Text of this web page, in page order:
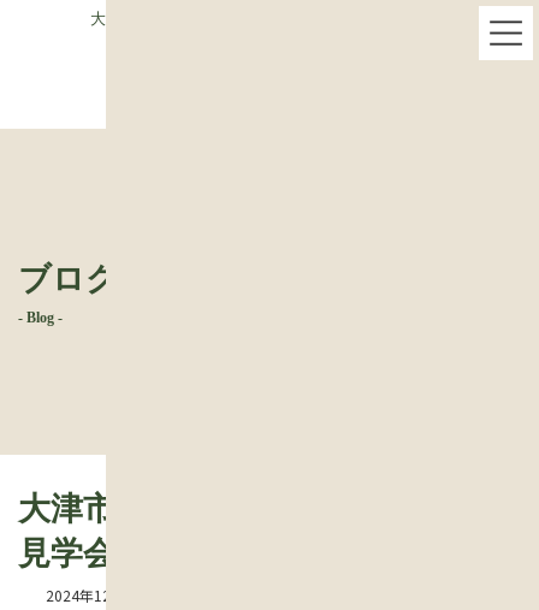
へ
ョ
大津市桐生「茅葺の家」耐震改修見学会を行います
ブログ
- Blog -
大津市桐生「茅葺の家」耐震改修
見学会を行います
2024年12月16日